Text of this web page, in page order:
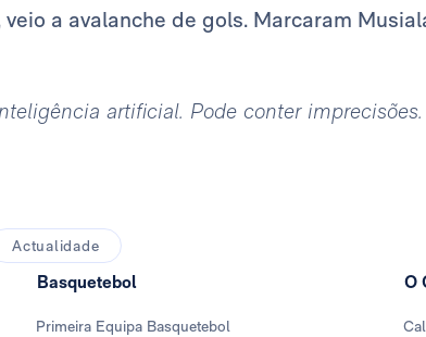
a avalanche de gols. Marcaram
artificial. Pode conter imprecisões.
Actualidade
Basquetebol
Primeira Equipa Basquetebol
O